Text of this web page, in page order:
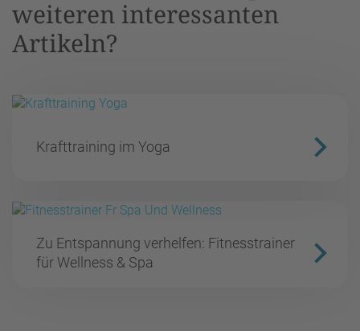
weiteren interessanten
Artikeln?
Krafttraining im Yoga
Zu Entspannung verhelfen: Fitnesstrainer
für Wellness & Spa